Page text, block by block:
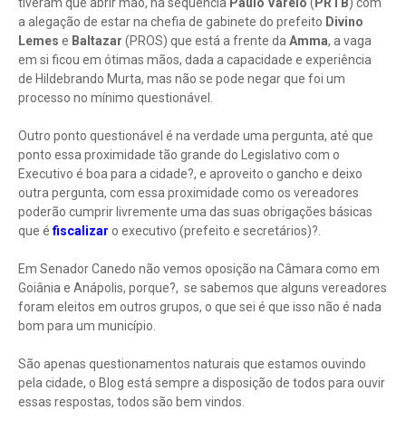
tiveram que abrir mão, na sequência Paulo Varelo ( PRTB) com
a alegação de estar na chefia de gabinete do prefeito Divino
Lemes e Baltazar (PROS) que está a frente daAmma, a vaga
em si ficou em ótimas mãos, dada a capacidade e experiência
de Hildebrando Murta, mas não se pode negar que foi um
processo no mínimo questionável.
Outro ponto questionável é na verdade uma pergunta, até que
ponto essa proximidade tão grande do Legislativo com o
Executivo é boa para a cidade?, e aproveito o gancho e deixo
outra pergunta, com essa proximidade como os vereadores
poderão cumprir livremente uma das suas obrigações básicas
que éfiscalizar o executivo (prefeito e secretários)?.
Em Senador Canedo não vemos oposição na Câmara como em
Goiânia e Anápolis, porque?, se sabemos que alguns vereadores
foram eleitos em outros grupos, o que sei é que isso não é nada
bom para um município.
São apenas questionamentos naturais que estamos ouvindo
pela cidade, o Blog está sempre a disposição de todos para ouvir
essas respostas, todos são bem vindos.